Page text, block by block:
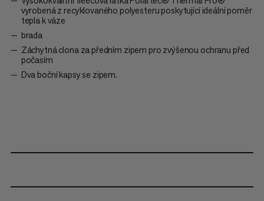
vyrobená z recyklovaného polyesteru poskytující ideální poměr
tepla k váze
brada
Záchytná clona za předním zipem pro zvýšenou ochranu před
počasím
Dva boční kapsy se zipem.